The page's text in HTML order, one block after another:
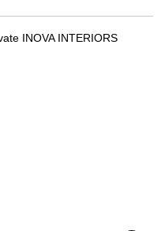
INOVA INTERIORS